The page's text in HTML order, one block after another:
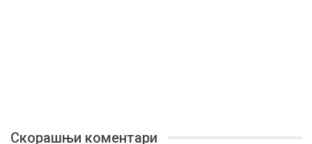
Скорашњи коментари